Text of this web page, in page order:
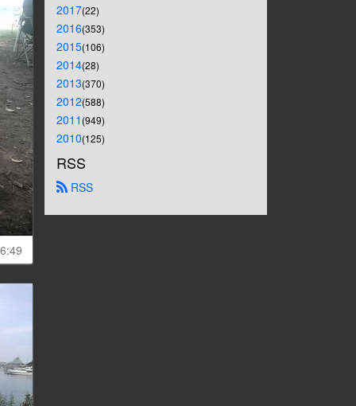
2017(22)
2016(353)
2015(106)
2014(28)
2013(370)
2012(588)
2011 (949)
2010(125)
RSS
RSS